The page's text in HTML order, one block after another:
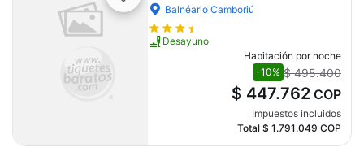
Balnéario Camboriú
Desayuno
Habitación por noche
-10% $ 495.400
$ 447.762 COP
Impuestos incluidos
Total $ 1.791.049 COP